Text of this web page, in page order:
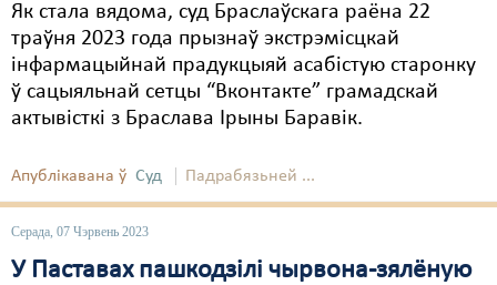
Як стала вядома, суд Браслаўскага раёна 22
траўня 2023 года прызнаў экстрэмісцкай
інфармацыйнай прадукцыяй асабістую старонку
ў сацыяльнай сетцы “Вконтакте” грамадскай
актывісткі з Браслава Ірыны Баравік.
Апублікавана ў Суд Падрабязьней ...
Серада, 07 Чэрвень 2023
У Паставах пашкодзілі чырвона-зялёную